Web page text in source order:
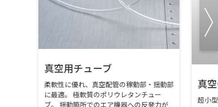
真空用チューブ
柔軟性に優れ、真空配管の稼動部・揺動部
に最適。 極軟質のポリウレタンチュー
ブ。 揺動箇所でのエア機器への反発力が
真
超小